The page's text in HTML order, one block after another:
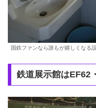
国鉄ファンなら誰もが嬉しくなる
鉄道展示館はEF62